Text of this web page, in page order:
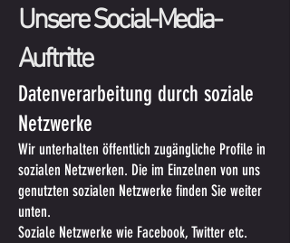
Unsere Social-Media-
Auftritte
Datenverarbeitung durch soziale
Netzwerke
Wir unterhalten öffentlich zugängliche Profile in
sozialen Netzwerken. Die im Einzelnen von uns
genutzten sozialen Netzwerke finden Sie weiter
unten.
Soziale Netzwerke wie Facebook, Twitter etc.